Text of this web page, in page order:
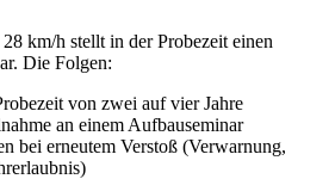
km/h stellt in der Probezeit einen
Die Folgen:
von zwei auf vier Jahre
an einem Aufbauseminar
bei erneutem Verstoß (Verwarnung,